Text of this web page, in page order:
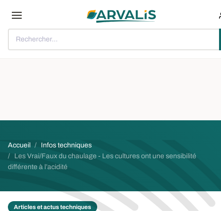
Rechercher...
Fil d'Ariane
Accueil
Infos techniques
Les Vrai/Faux du chaulage - Les cultures ont une sensibilité
différente à l’acidité
Articles et actus techniques